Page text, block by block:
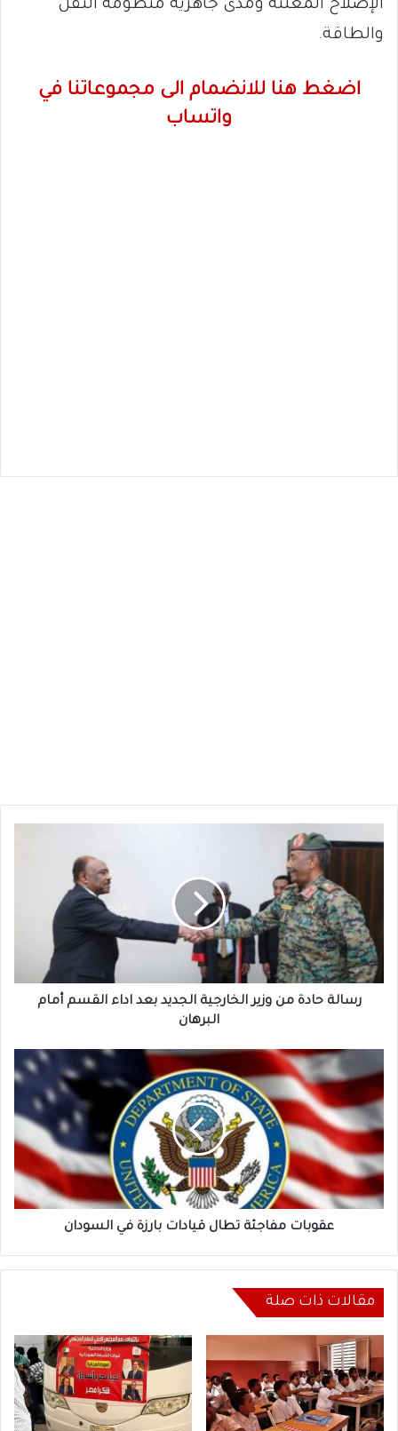
الإصلاح المعلنة ومدى جاهزية منظومة النقل
والطاقة.
اضغط هنا للانضمام الى مجموعاتنا في
واتساب
حادة
الخارجية
الجديد
بعد
اداء
القسم
رسالة حادة من وزير الخارجية الجديد بعد اداء القسم أمام
البرهان
مفاجئة
تطال
قيادات
بارزة
في
السودان
عقوبات مفاجئة تطال قيادات بارزة في السودان
مقالات ذات صلة